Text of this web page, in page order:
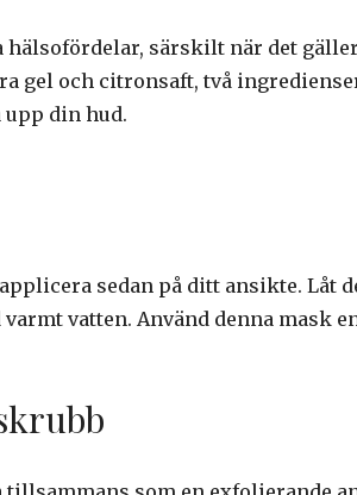
hälsofördelar, särskilt när det
gel och citronsaft, två
din hud.
sedan på ditt ansikte. Låt
vatten. Använd denna mask